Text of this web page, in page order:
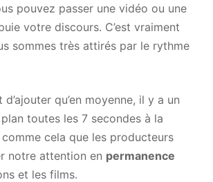
pouvez passer une vidéo ou une
votre discours. C’est vraiment
sommes très attirés par le rythme
qu’en moyenne, il y a un
toutes les 7 secondes à la
comme cela que les producteurs
notre attention en permanence
et les films.